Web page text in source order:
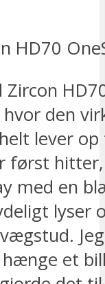
den
lever
først
med en
lyser
et